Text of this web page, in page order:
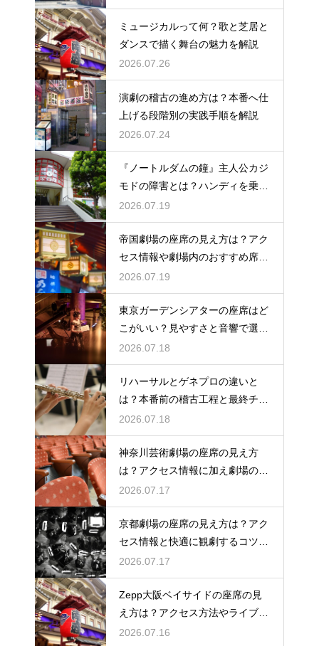
ミュージカルって何？歌と芝居と
ダンスで描く舞台の魅力を解説
2026.07.26
演劇の稽古の進め方は？本番へ仕
上げる段階別の実践手順を解説
2026.07.24
『ノートルダムの鐘』主人公カジ
モドの障害とは？ハンディを乗り
越える姿に感動
2026.07.19
帝国劇場の座席の見え方は？アク
セス情報や劇場内のおすすめ席を
徹底ガイド
2026.07.19
東京ガーデンシアターの座席はど
こがいい？見やすさと音響で選ぶ
おすすめのポジション
2026.07.18
リハーサルとゲネプロの違いと
は？本番前の稽古工程と最終チェ
ックの意味を解説
2026.07.18
神奈川芸術劇場の座席の見え方
は？アクセス情報に加え劇場の魅
力を徹底解説
2026.07.17
京都劇場の座席の見え方は？アク
セス情報と快適に観劇するコツを
事前にチェック
2026.07.17
Zepp大阪ベイサイドの座席の見
え方は？アクセス方法やライブを
楽しむポイントを紹介
2026.07.16